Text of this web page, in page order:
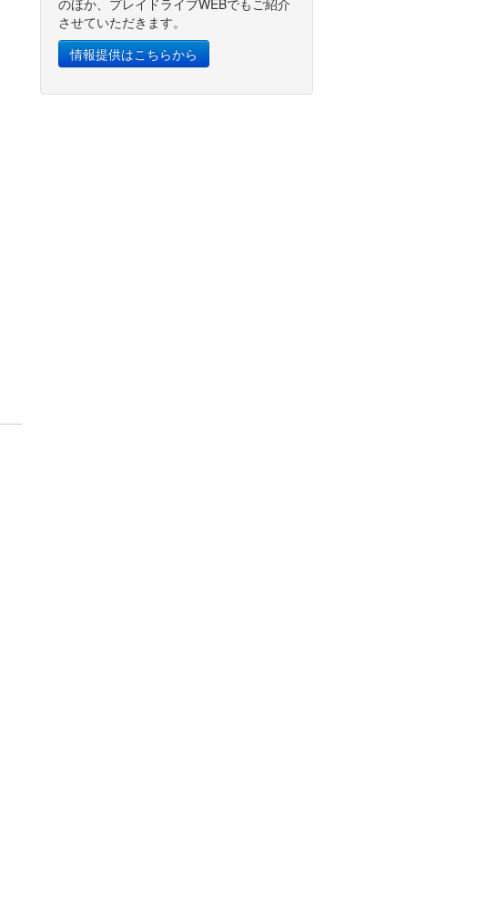
のほか、プレイドライブWEBでもご紹介
させていただきます。
情報提供はこちらから